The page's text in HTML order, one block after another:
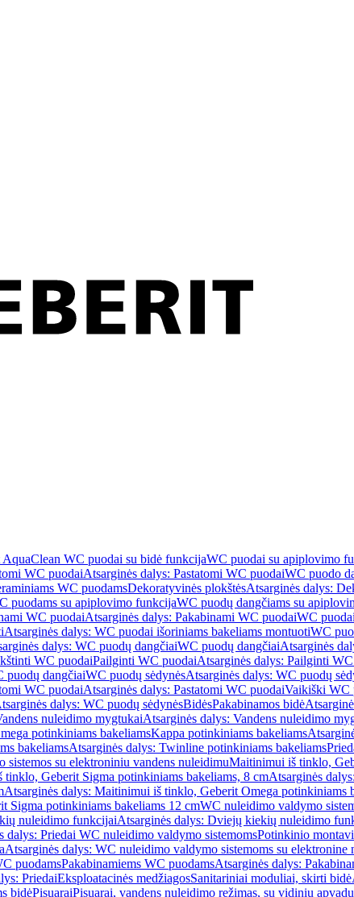
AquaClean WC puodai su bidė funkcijaWC puodai su apiplovimo
WC puodaiAtsarginės dalys: Pastatomi WC puodaiWC puodo
WC puodamsDekoratyvinės plokštėsAtsarginės dalys:
puodams su apiplovimo funkcijaWC puodų dangčiams su
WC puodaiAtsarginės dalys: Pakabinami WC puodaiWC puodai
Atsarginės dalys: WC puodai išoriniams bakeliams montuotiWC
dalys: WC puodų dangčiaiWC puodų dangčiaiAtsarginės
WC puodaiPailginti WC puodaiAtsarginės dalys: Pailginti
puodų dangčiaiWC puodų sėdynėsAtsarginės dalys: WC puodų
WC puodaiAtsarginės dalys: Pastatomi WC puodaiVaikiški WC
dalys: WC puodų sėdynėsBidėsPakabinamos bidė
nuleidimo mygtukaiAtsarginės dalys: Vandens nuleidimo
potinkiniams bakeliamsKappa potinkiniams bakeliams
bakeliamsAtsarginės dalys: Twinline potinkiniams bakeliams
su elektroniniu vandens nuleidimuMaitinimui iš tinklo,
Geberit Sigma potinkiniams bakeliams, 8 cmAtsarginės
Atsarginės dalys: Maitinimui iš tinklo, Geberit Omega potinkiniams
Sigma potinkiniams bakeliams 12 cmWC nuleidimo valdymo
nuleidimo funkcijaiAtsarginės dalys: Dviejų kiekių nuleidimo
dalys: Priedai WC nuleidimo valdymo sistemomsPotinkinio
Atsarginės dalys: WC nuleidimo valdymo sistemoms su
puodamsPakabinamiems WC puodamsAtsarginės dalys:
PriedaiEksploatacinės medžiagosSanitariniai moduliai, skirti bidė
bidėPisuaraiPisuarai, vandens nuleidimo režimas, su vidiniu apvadu